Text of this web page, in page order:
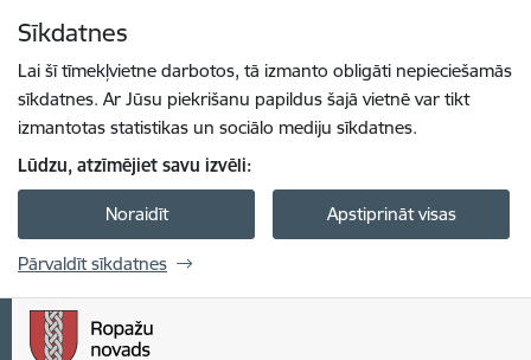
Sīkdatnes
Lai šī tīmekļvietne darbotos, tā izmanto obligāti nepieciešamās
sīkdatnes. Ar Jūsu piekrišanu papildus šajā vietnē var tikt
izmantotas statistikas un sociālo mediju sīkdatnes.
Lūdzu, atzīmējiet savu izvēli:
Noraidīt Apstiprināt visas
Pārvaldīt sīkdatnes